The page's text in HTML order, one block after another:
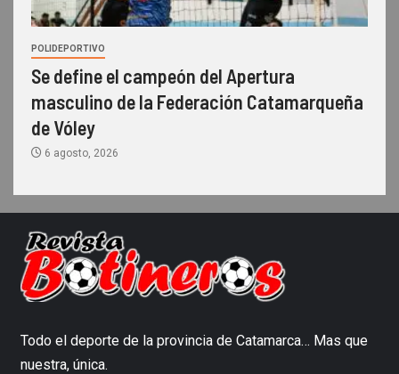
POLIDEPORTIVO
Se define el campeón del Apertura
masculino de la Federación Catamarqueña
de Vóley
6 agosto, 2026
Todo el deporte de la provincia de Catamarca… Mas que
nuestra, única.